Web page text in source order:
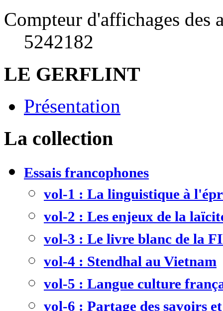
Compteur d'affichages des
5242182
LE GERFLINT
Présentation
La collection
Essais francophones
vol-1 : La linguistique à
vol-2 : Les enjeux de la
vol-3 : Le livre blanc de la
vol-4 : Stendhal au Vietnam
vol-5 : Langue culture
vol-6 : Partage des savoirs